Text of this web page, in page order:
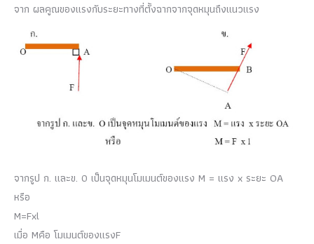
จาก ผลคูณของแรงกับระยะทางที่ตั้งฉากจากจุดหมุนถึงแนวแรง
จากรูป ก. และข. 0 เป็นจุดหมุนโมเมนต์ของแรง M = แรง x ระยะ OA
หรือ
M=Fxl
เมื่อ Mคือ โมเมนต์ของแรงF